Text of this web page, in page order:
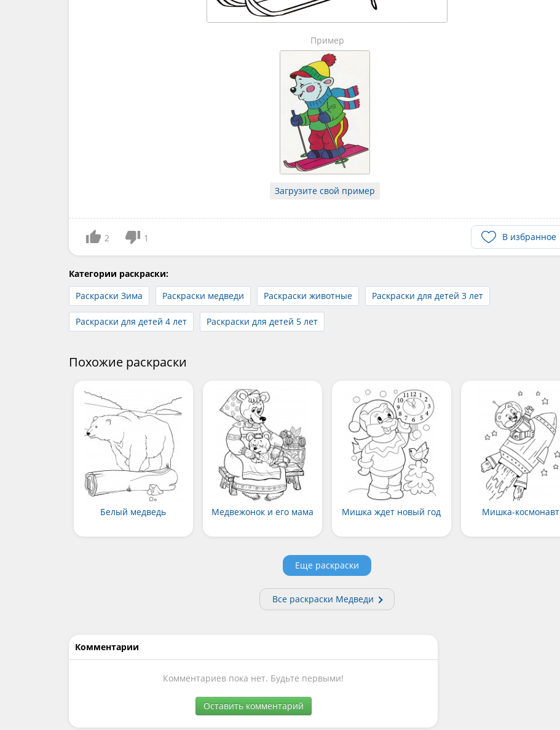
Пример
Загрузите свой пример
2 1 В избранное
Категории раскраски:
Раскраски Зима
Раскраски медведи Раскраски животные Раскраски для детей 3 лет
Раскраски для детей 4 лет Раскраски для детей 5 лет
Похожие раскраски
Белый медведь Медвежонок и его мама Мишка ждет новый год Мишка-космонавт
Еще раскраски
Все раскраски Медведи
Комментарии
Комментариев пока нет. Будьте первыми!
Оставить комментарий